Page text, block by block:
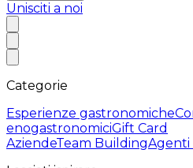
Unisciti a noi
Categorie
Esperienze gastronomiche
enogastronomiciGift Card
AziendeTeam BuildingAgenti